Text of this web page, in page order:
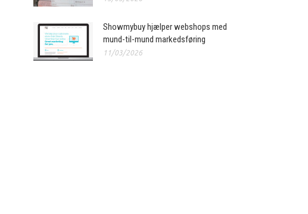
Showmybuy hjælper webshops med
mund-til-mund markedsføring
11/03/2026